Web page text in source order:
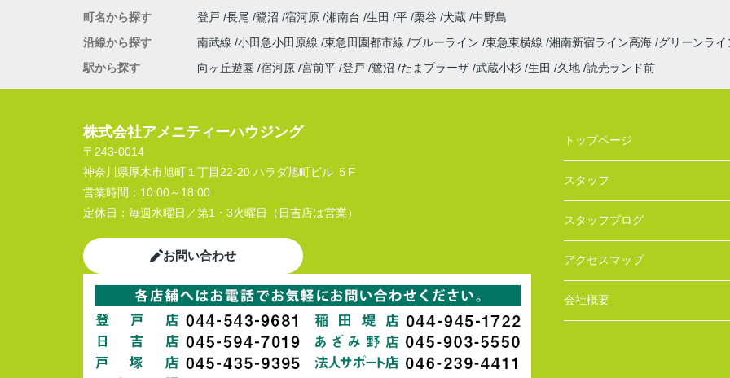
町名から探す
登戸 長尾 鷺沼 宿河原 湘南台 生田 平 栗谷 犬蔵 中野島
沿線から探す
南武線 小田急小田原線 東急田園都市線 ブルーライン 東急東横線 湘南新宿ライン高海 グリーンラ
駅から探す
向ヶ丘遊園 宿河原 宮前平 登戸 鷺沼 たまプラーザ 武蔵小杉 生田 久地 読売ランド前
株式会社アメニティーハウジング
〒243-0014
神奈川県厚木市旭町１丁目22-20 ハラダ旭町ビル ５F
営業時間： 10:00～18:00
定休日： 毎週水曜日／第1・3火曜日（日吉店は営業）
お問い合わせ
トップページ
スタッフ
スタッフブログ
アクセスマップ
会社概要